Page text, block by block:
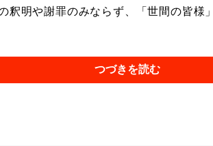
釈明や謝罪のみならず、「世間の皆様
つづきを読む